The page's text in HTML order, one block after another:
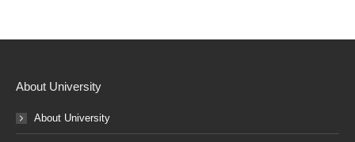
About University
About University